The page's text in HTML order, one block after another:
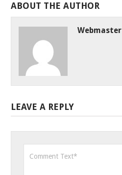
ABOUT THE AUTHOR
Webmaster
LEAVE A REPLY